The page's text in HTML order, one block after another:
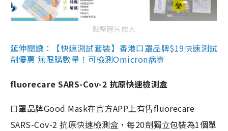
點擊圖片放大
延伸閱讀：【快速測試套裝】香港口罩品牌$19快速測試
劑優惠 無限購數量！可檢測Omicron病毒
fluorecare SARS-Cov-2 抗原快速檢測盒
口罩品牌Good Mask在官方APP上有售fluorecare
SARS-Cov-2 抗原快速檢測盒，每20劑獨立包裝為1個單